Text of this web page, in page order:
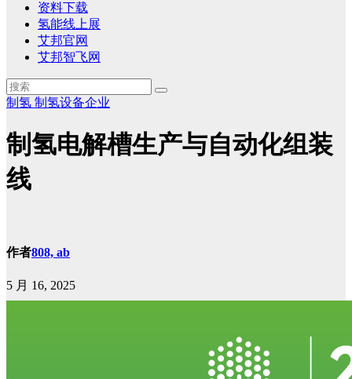
资料下载
氢能线上展
艾邦官网
艾邦智飞网
制氢 制氢设备企业
制氢电解槽生产与自动化组装
线
作者808, ab
5 月 16, 2025